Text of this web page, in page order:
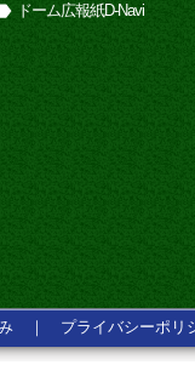
ドーム広報紙D-Navi
｜ プライバシーポリ